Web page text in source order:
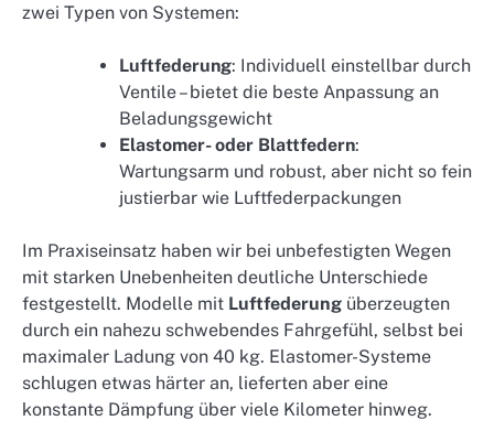
zwei Typen von Systemen:
Luftfederung: Individuell einstellbar durch
Ventile – bietet die beste Anpassung an
Beladungsgewicht
Elastomer- oder Blattfedern:
Wartungsarm und robust, aber nicht so fein
justierbar wie Luftfederpackungen
Im Praxiseinsatz haben wir bei unbefestigten Wegen
mit starken Unebenheiten deutliche Unterschiede
festgestellt. Modelle mit Luftfederung überzeugten
durch ein nahezu schwebendes Fahrgefühl, selbst bei
maximaler Ladung von 40 kg. Elastomer-Systeme
schlugen etwas härter an, lieferten aber eine
konstante Dämpfung über viele Kilometer hinweg.